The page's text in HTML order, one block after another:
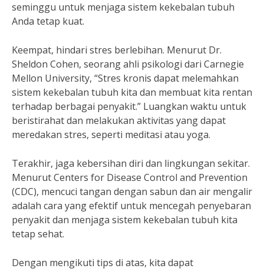
seminggu untuk menjaga sistem kekebalan tubuh
Anda tetap kuat.
Keempat, hindari stres berlebihan. Menurut Dr.
Sheldon Cohen, seorang ahli psikologi dari Carnegie
Mellon University, “Stres kronis dapat melemahkan
sistem kekebalan tubuh kita dan membuat kita rentan
terhadap berbagai penyakit.” Luangkan waktu untuk
beristirahat dan melakukan aktivitas yang dapat
meredakan stres, seperti meditasi atau yoga.
Terakhir, jaga kebersihan diri dan lingkungan sekitar.
Menurut Centers for Disease Control and Prevention
(CDC), mencuci tangan dengan sabun dan air mengalir
adalah cara yang efektif untuk mencegah penyebaran
penyakit dan menjaga sistem kekebalan tubuh kita
tetap sehat.
Dengan mengikuti tips di atas, kita dapat